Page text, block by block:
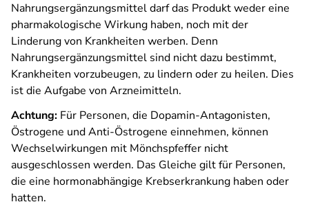
Nahrungsergänzungsmittel darf das Produkt weder eine
pharmakologische Wirkung haben, noch mit der
Linderung von Krankheiten werben. Denn
Nahrungsergänzungsmittel sind nicht dazu bestimmt,
Krankheiten vorzubeugen, zu lindern oder zu heilen. Dies
ist die Aufgabe von Arzneimitteln.
Achtung: Für Personen, die Dopamin-Antagonisten,
Östrogene und Anti-Östrogene einnehmen, können
Wechselwirkungen mit Mönchspfeffer nicht
ausgeschlossen werden. Das Gleiche gilt für Personen,
die eine hormonabhängige Krebserkrankung haben oder
hatten.